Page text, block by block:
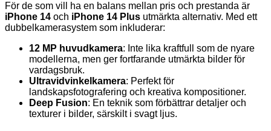
För de som vill ha en balans mellan pris och prestanda är
iPhone 14 och iPhone 14 Plus utmärkta alternativ. Med ett
dubbelkamerasystem som inkluderar:
12 MP huvudkamera: Inte lika kraftfull som de nyare
modellerna, men ger fortfarande utmärkta bilder för
vardagsbruk.
Ultravidvinkelkamera: Perfekt för
landskapsfotografering och kreativa kompositioner.
Deep Fusion: En teknik som förbättrar detaljer och
texturer i bilder, särskilt i svagt ljus.